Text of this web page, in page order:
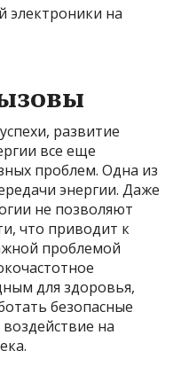
электроники на
развитие
все еще
проблем. Одна из
энергии. Даже
не позволяют
что приводит к
проблемой
для здоровья,
безопасные
на